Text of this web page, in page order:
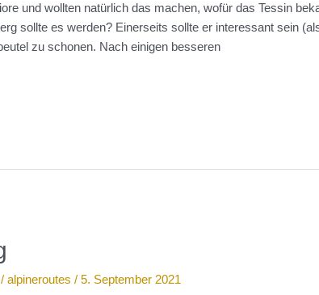
und wollten natürlich das machen, wofür das Tessin
sollte es werden? Einerseits sollte er interessant sein
zu schonen. Nach einigen besseren
/alpineroutes/5. September 2021